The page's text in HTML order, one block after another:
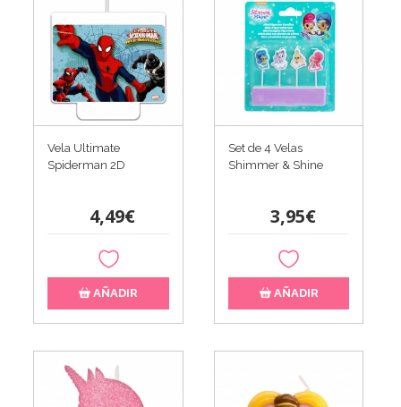
Vela Ultimate
Spiderman 2D
4,49€
AÑADIR
Set de 4 Velas
Shimmer & Shine
3,95€
AÑADIR